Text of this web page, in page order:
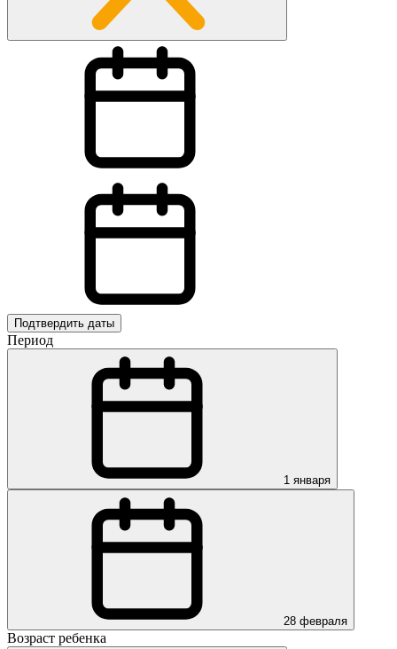
Подтвердить даты
Период
1 января
28 февраля
Возраст ребенка